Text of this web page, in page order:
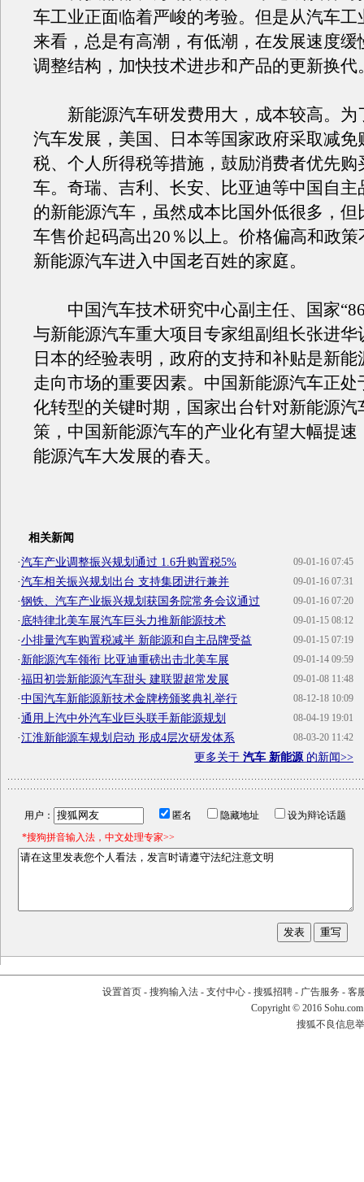
车工业正面临着严峻的考验。但是从汽车工
来看，总是有高潮，有低潮，在发展速度缓
调整结构，加快技术进步和产品的更新换代
新能源汽车研发费用大，成本较高。为
汽车发展，美国、日本等国家政府采取减免
税、个人所得税等措施，鼓励消费者优先购
车。奇瑞、吉利、长安、比亚迪等中国自主
的新能源汽车，虽然成本比国外低很多，但
车售价起码高出20％以上。价格偏高和政
新能源汽车进入中国老百姓的家庭。
中国汽车技术研究中心副主任、国家
与新能源汽车重大项目专家组副组长张进华
日本的经验表明，政府的支持和补贴是新能
走向市场的重要因素。中国新能源汽车正处
化转型的关键时期，国家出台针对新能源汽
策，中国新能源汽车的产业化有望大幅提速
能源汽车大发展的春天。
相关新闻
09-01-16 07:45
·汽车产业调整振兴规划通过 1.6升购置税5%
09-01-16 07:31
·汽车相关振兴规划出台 支持集团进行兼并
09-01-16 07:20
·钢铁、汽车产业振兴规划获国务院常务会议通过
09-01-15 08:12
· 底特律北美车展汽车巨头力推新能源技术
09-01-15 07:19
·小排量汽车购置税减半 新能源和自主品牌受益
09-01-14 09:59
·新能源汽车领衔 比亚迪重磅出击北美车展
09-01-08 11:48
·福田初尝新能源汽车甜头 建联盟超常发展
08-12-18 10:09
·中国汽车新能源新技术金牌榜颁奖典礼举行
08-04-19 19:01
·通用上汽中外汽车业巨头联手新能源规划
08-03-20 11:42
·江淮新能源车规划启动 形成4层次研发体系
更多关于 汽车 新能源 的新闻>>
用户： 匿名 隐藏地址
设为辩论话题
*搜狗拼音输入法，中文处理专家>>
设置首页- 搜狗输入法- 支付中心- 搜狐招聘- 广告服务 - 客
Copyright © 2016
搜狐不良信息